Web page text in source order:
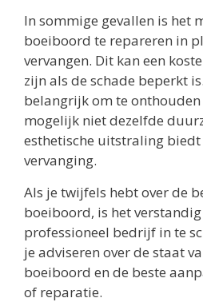
In sommige gevallen is het
boeiboord te repareren in
vervangen. Dit kan een
zijn als de schade beperkt
belangrijk om te
mogelijk niet dezelfde
esthetische uitstraling biedt
vervanging.
Als je twijfels hebt over de
boeiboord, is het
professioneel bedrijf in te
je adviseren over de staat
boeiboord en de beste
of reparatie.